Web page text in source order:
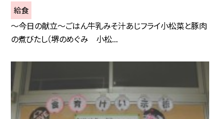
給食
～今日の献立～ごはん牛乳みそ汁あじフライ小松菜と豚肉
の煮びたし（堺のめぐみ 小松...